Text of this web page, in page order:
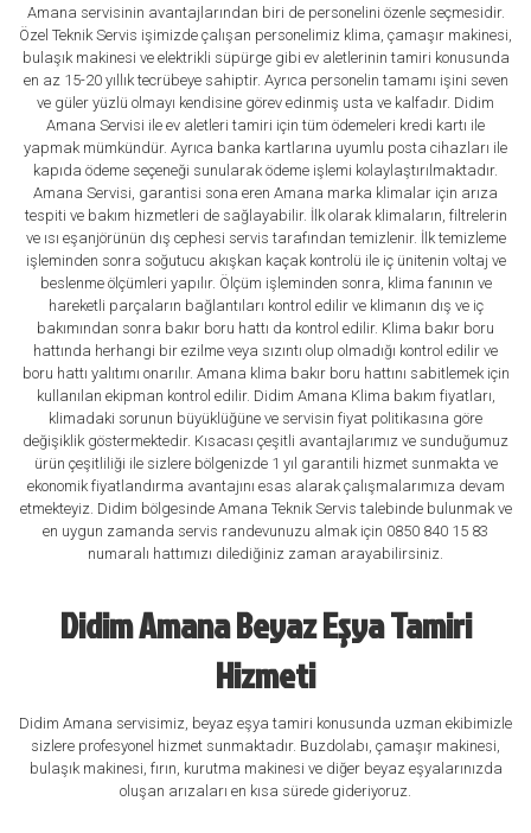
Amana servisinin avantajlarından biri de personelini özenle seçmesidir.
Özel Teknik Servis işimizde çalışan personelimiz klima, çamaşır makinesi,
bulaşık makinesi ve elektrikli süpürge gibi ev aletlerinin tamiri konusunda
en az 15-20 yıllık tecrübeye sahiptir. Ayrıca personelin tamamı işini seven
ve güler yüzlü olmayı kendisine görev edinmiş usta ve kalfadır. Didim
Amana Servisi ile ev aletleri tamiri için tüm ödemeleri kredi kartı ile
yapmak mümkündür. Ayrıca banka kartlarına uyumlu posta cihazları ile
kapıda ödeme seçeneği sunularak ödeme işlemi kolaylaştırılmaktadır.
Amana Servisi, garantisi sona eren Amana marka klimalar için arıza
tespiti ve bakım hizmetleri de sağlayabilir. İlk olarak klimaların, filtrelerin
ve ısı eşanjörünün dış cephesi servis tarafından temizlenir. İlk temizleme
işleminden sonra soğutucu akışkan kaçak kontrolü ile iç ünitenin voltaj ve
beslenme ölçümleri yapılır. Ölçüm işleminden sonra, klima fanının ve
hareketli parçaların bağlantıları kontrol edilir ve klimanın dış ve iç
bakımından sonra bakır boru hattı da kontrol edilir. Klima bakır boru
hattında herhangi bir ezilme veya sızıntı olup olmadığı kontrol edilir ve
boru hattı yalıtımı onarılır. Amana klima bakır boru hattını sabitlemek için
kullanılan ekipman kontrol edilir. Didim Amana Klima bakım fiyatları,
klimadaki sorunun büyüklüğüne ve servisin fiyat politikasına göre
değişiklik göstermektedir. Kısacası çeşitli avantajlarımız ve sunduğumuz
ürün çeşitliliği ile sizlere bölgenizde 1 yıl garantili hizmet sunmakta ve
ekonomik fiyatlandırma avantajını esas alarak çalışmalarımıza devam
etmekteyiz. Didim bölgesinde Amana Teknik Servis talebinde bulunmak ve
en uygun zamanda servis randevunuzu almak için 0850 840 15 83
numaralı hattımızı dilediğiniz zaman arayabilirsiniz.
Didim Amana Beyaz Eşya Tamiri
Hizmeti
Didim Amana servisimiz, beyaz eşya tamiri konusunda uzman ekibimizle
sizlere profesyonel hizmet sunmaktadır. Buzdolabı, çamaşır makinesi,
bulaşık makinesi, fırın, kurutma makinesi ve diğer beyaz eşyalarınızda
oluşan arızaları en kısa sürede gideriyoruz.